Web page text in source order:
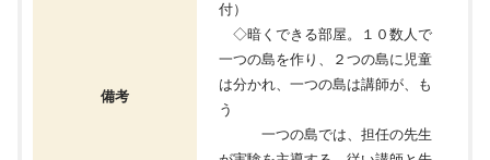
備考
付）
◇暗くできる部屋。１０数人で
一つの島を作り、２つの島に児童
は分かれ、一つの島は講師が、も
う
一つの島では、担任の先生